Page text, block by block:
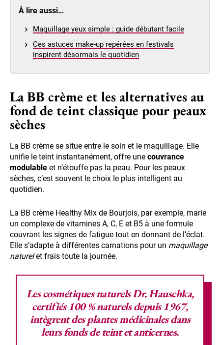
À lire aussi…
Maquillage yeux simple : guide débutant facile
Ces astuces make-up repérées en festivals
inspirent désormais le quotidien
La BB crème et les alternatives au
fond de teint classique pour peaux
sèches
La BB crème se situe entre le soin et le maquillage. Elle
unifie le teint instantanément, offre une couvrance
modulable et n’étouffe pas la peau. Pour les peaux
sèches, c’est souvent le choix le plus intelligent au
quotidien.
La BB crème Healthy Mix de Bourjois, par exemple, marie
un complexe de vitamines A, C, E et B5 à une formule
couvrant les signes de fatigue tout en donnant de l’éclat.
Elle s’adapte à différentes carnations pour un maquillage
naturelet frais toute la journée.
Lescosmétiques naturelsDr. Hauschka,
certifiés 100 % naturels depuis 1967,
intègrent desplantes médicinalesdans
leurs fonds de teint et anticernes.